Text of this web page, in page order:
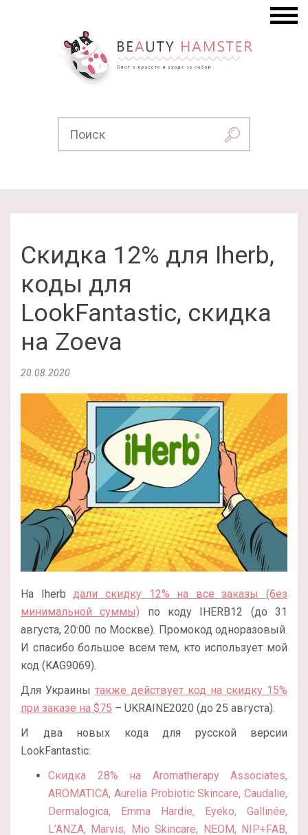
Скидка 12% для Iherb,
коды для
LookFantastic, скидка
на Zoeva
20.08.2020
На Iherb дали скидку 12% на все заказы (без
минимальной суммы) по коду IHERB12 (до 31
августа, 20:00 по Москве). Промокод одноразовый.
И спасибо большое всем тем, кто использует мой
код (KAG9069).
Для Украины также действует код на скидку 15%
при заказе на $75 – UKRAINE2020 (до 25 августа).
И два новых кода для русской версии
LookFantastic:
Скидка 28% на Aromatherapy Associates,
AROMATICA, Aurelia Probiotic Skincare, Caudalie,
Dermalogica, Emma Hardie, Eyeko, Gallinée,
L’ANZA, Marvis, Mio Skincare, NEOM, NIP+FAB,